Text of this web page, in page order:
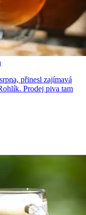
přinesl zajímavá
Prodej piva tam